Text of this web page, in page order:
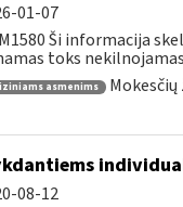
01-07
Ši informacija
toks
asmenims
08-12